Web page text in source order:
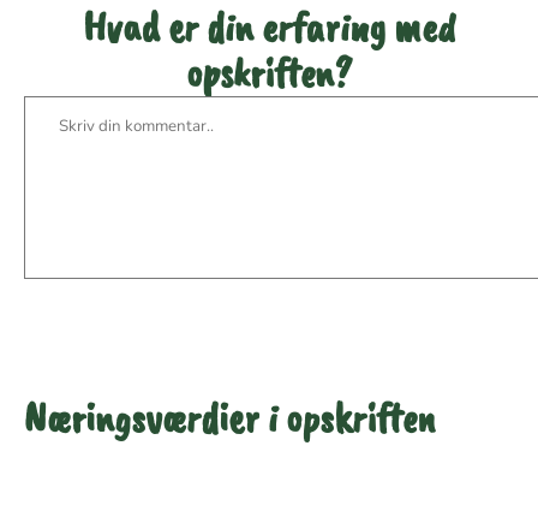
Hvad er din erfaring med
opskriften?
Næringsværdier i opskriften